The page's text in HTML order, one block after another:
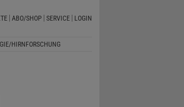
ABO/SHOP SERVICE LOGIN
HIRNFORSCHUNG